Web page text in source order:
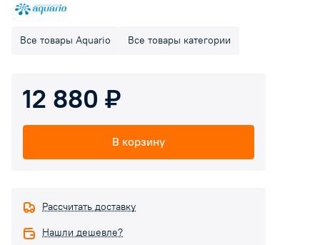
Все товары Aquario Все товары категории
12 880 ₽
В корзину
Рассчитать доставку
Нашли дешевле?